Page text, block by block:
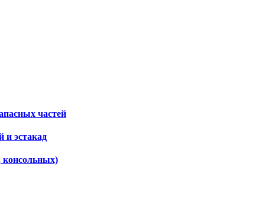
частей
и эстакад
консольных)